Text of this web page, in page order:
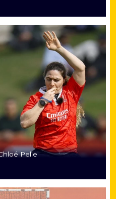
Pelle